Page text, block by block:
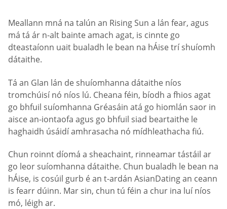
Meallann mná na talún an Rising Sun a lán fear, agus
má tá ár n-alt bainte amach agat, is cinnte go
dteastaíonn uait bualadh le bean na hÁise trí shuíomh
dátaithe.
Tá an Glan lán de shuíomhanna dátaithe níos
tromchúisí nó níos lú. Cheana féin, bíodh a fhios agat
go bhfuil suíomhanna Gréasáin atá go hiomlán saor in
aisce an-iontaofa agus go bhfuil siad beartaithe le
haghaidh úsáidí amhrasacha nó mídhleathacha fiú.
Chun roinnt díomá a sheachaint, rinneamar tástáil ar
go leor suíomhanna dátaithe. Chun bualadh le bean na
hÁise, is cosúil gurb é an t-ardán AsianDating an ceann
is fearr dúinn. Mar sin, chun tú féin a chur ina luí níos
mó, léigh ar.